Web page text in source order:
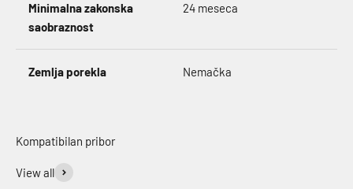
Minimalna zakonska
saobraznost
24 meseca
Zemlja porekla Nemačka
View all